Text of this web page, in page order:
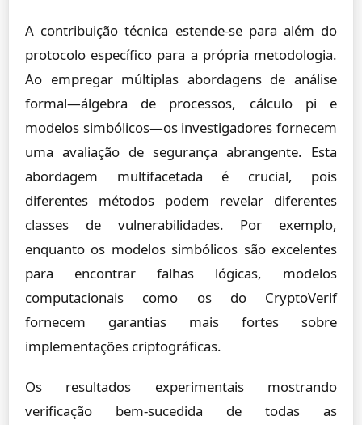
A contribuição técnica estende-se para além do
protocolo específico para a própria metodologia.
Ao empregar múltiplas abordagens de análise
formal—álgebra de processos, cálculo pi e
modelos simbólicos—os investigadores fornecem
uma avaliação de segurança abrangente. Esta
abordagem multifacetada é crucial, pois
diferentes métodos podem revelar diferentes
classes de vulnerabilidades. Por exemplo,
enquanto os modelos simbólicos são excelentes
para encontrar falhas lógicas, modelos
computacionais como os do CryptoVerif
fornecem garantias mais fortes sobre
implementações criptográficas.
Os resultados experimentais mostrando
verificação bem-sucedida de todas as